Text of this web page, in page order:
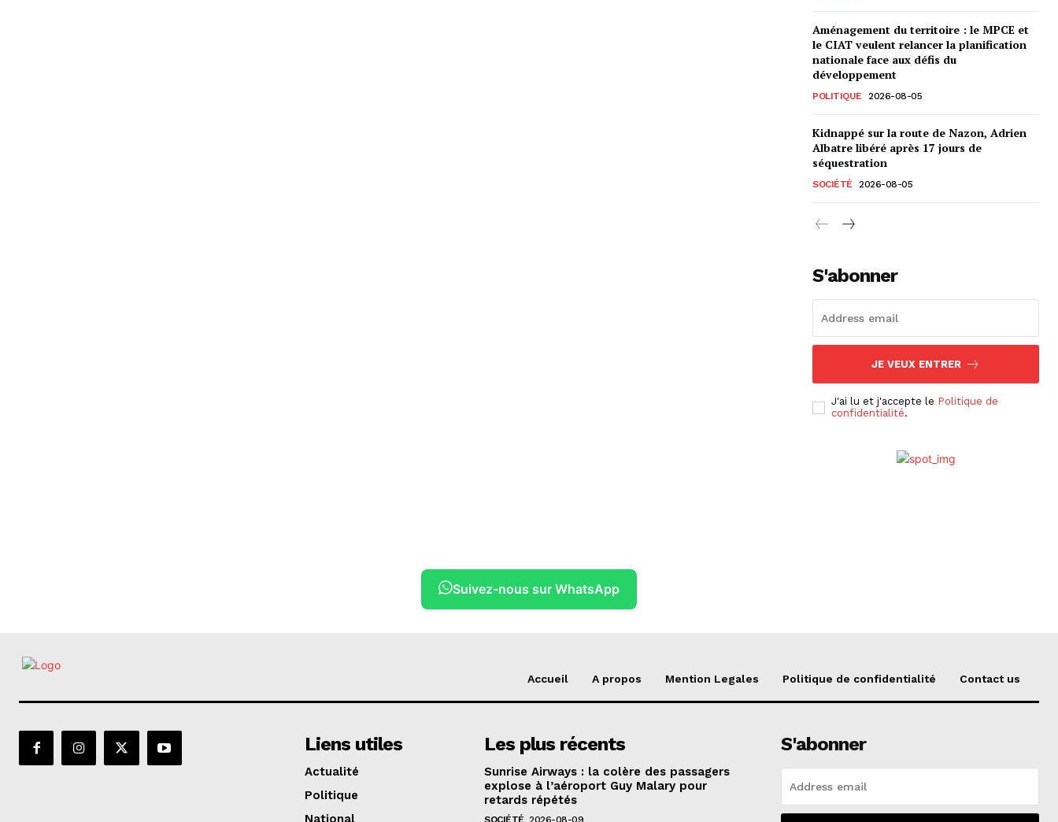
Aménagement du territoire : le MPCE et
le CIAT veulent relancer la planification
nationale face aux défis du
développement
POLITIQUE 2026-08-05
Kidnappé sur la route de Nazon, Adrien
Albatre libéré après 17 jours de
séquestration
SOCIÉTÉ 2026-08-05
S'abonner
JE VEUX ENTRER
J'ai lu et j'accepte le Politique de
confidentialité.
Suivez-nous sur WhatsApp
Accueil A propos Mention Legales Politique de confidentialité Contact us
Liens utiles
Actualité
Politique
National
Les plus récents
Sunrise Airways : la colère des passagers
explose à l’aéroport Guy Malary pour
retards répétés
S'abonner